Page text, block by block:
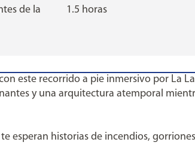
de la
1.5 horas
este recorrido a pie inmersivo por La
y una arquitectura atemporal
esperan historias de incendios,